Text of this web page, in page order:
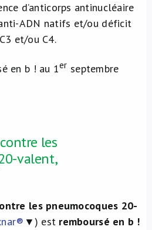
d’anticorps antinucléaire
ADN natifs et/ou déficit
et/ou C4.
en b ! au 1er septembre
les
valent,
les pneumocoques 20-
▼) est remboursé en b !